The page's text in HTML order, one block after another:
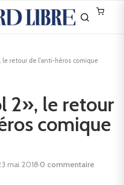
retour de l’anti-héros comique
2», le retour
comique
mai 2018·0 commentaire